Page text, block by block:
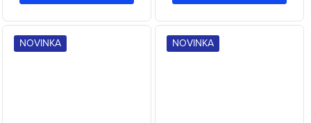
NOVINKA NOVINKA